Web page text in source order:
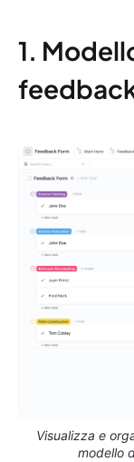
1.
Visualizza e
modello